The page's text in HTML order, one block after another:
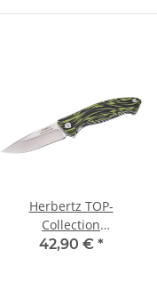
Herbertz TOP-
Collection
Einhandmesser G10
42,90 € *